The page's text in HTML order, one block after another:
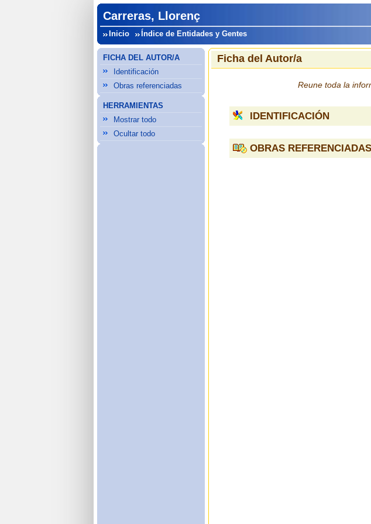
Carreras, Llorenç
Inicio Índice de Entidades y Gentes
FICHA DEL AUTOR/A
Identificación
Obras referenciadas
HERRAMIENTAS
Mostrar todo
Ocultar todo
Ficha del Autor/a
Reune toda la
IDENTIFICACIÓN
OBRAS REFERENCIADAS